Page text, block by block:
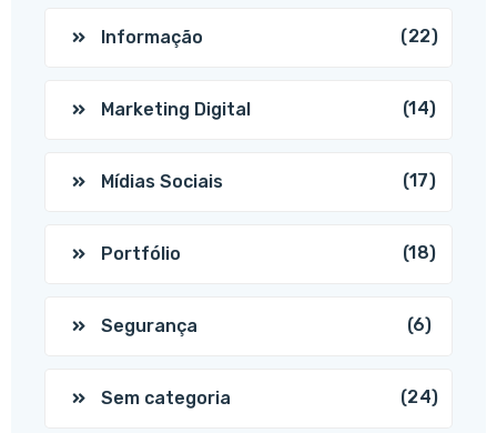
Informação (22)
Marketing Digital (14)
Mídias Sociais (17)
Portfólio (18)
Segurança (6)
Sem categoria (24)